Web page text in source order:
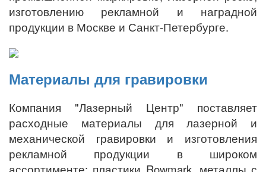
изготовлению рекламной и наградной
продукции в Москве и Санкт-Петербурге.
Материалы для гравировки
Компания "Лазерный Центр" поставляет
расходные материалы для лазерной и
механической гравировки и изготовления
рекламной продукции в широком